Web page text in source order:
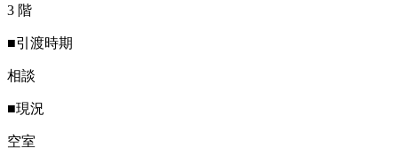
3 階
■引渡時期
相談
■現況
空室